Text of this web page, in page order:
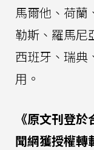
馬爾他、荷蘭
勒斯、羅馬尼
西班牙、瑞典
用。
《原文刊登
聞網獲授權轉